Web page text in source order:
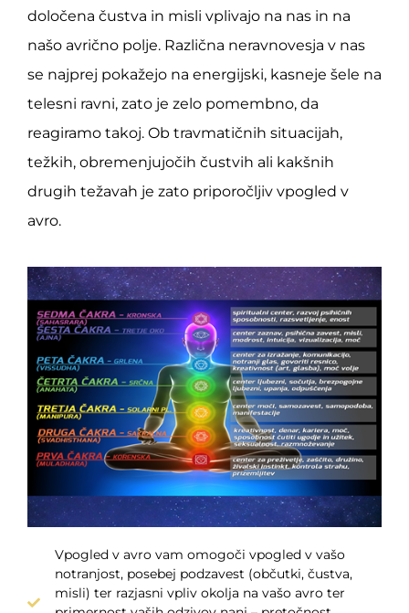
določena čustva in misli vplivajo na nas in na
našo avrično polje. Različna neravnovesja v nas
se najprej pokažejo na energijski, kasneje šele na
telesni ravni, zato je zelo pomembno, da
reagiramo takoj. Ob travmatičnih situacijah,
težkih, obremenjujočih čustvih ali kakšnih
drugih težavah je zato priporočljiv vpogled v
avro.
Vpogled v avro vam omogoči vpogled v vašo
notranjost, posebej podzavest (občutki, čustva,
misli) ter razjasni vpliv okolja na vašo avro ter